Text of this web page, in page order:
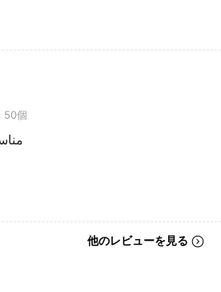
50個
他のレビューを見る